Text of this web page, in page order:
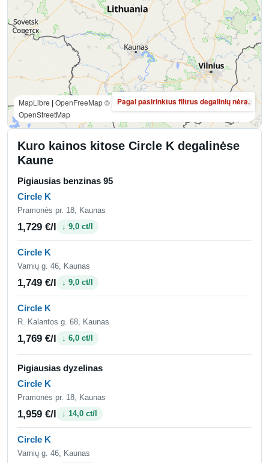
MapLibre | OpenFreeMap© OpenMapTilesData from
OpenStreetMap
Pagal pasirinktus filtrus degalinių nėra.
Kuro kainos kitose Circle K degalinėse
Kaune
Pigiausias benzinas 95
Circle K
Pramonės pr. 18, Kaunas
1,729 €/l ↓ 9,0 ct/l
Circle K
Varnių g. 46, Kaunas
1,749 €/l ↓ 9,0 ct/l
Circle K
R. Kalantos g. 68, Kaunas
1,769 €/l ↓ 6,0 ct/l
Pigiausias dyzelinas
Circle K
Pramonės pr. 18, Kaunas
1,959 €/l ↓ 14,0 ct/l
Circle K
Varnių g. 46, Kaunas